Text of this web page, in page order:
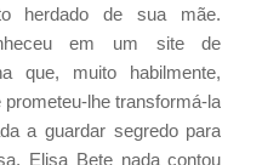
herdado de sua mãe.
em um site de
que, muito habilmente,
lhe transformá-la
a guardar segredo para
Elisa Bete nada contou